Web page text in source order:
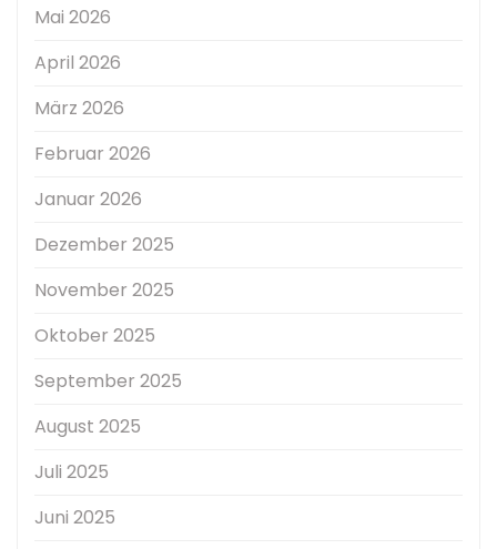
Mai 2026
April 2026
März 2026
Februar 2026
Januar 2026
Dezember 2025
November 2025
Oktober 2025
September 2025
August 2025
Juli 2025
Juni 2025